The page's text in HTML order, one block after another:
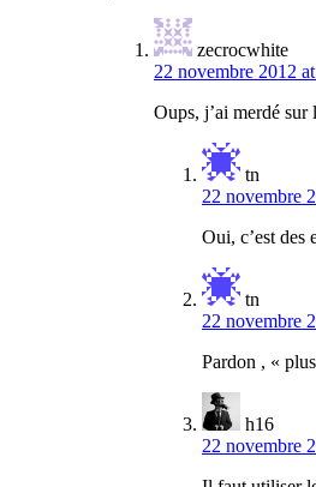
zecrocwhite
22 novembre 2012
Oups, j’ai merdé
tn
22 novembre
Oui, c’est des
tn
22 novembre
Pardon , «
h16
22 novembre